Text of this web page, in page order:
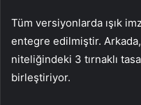
Tüm versiyonlarda ışık
entegre edilmiştir.
niteliğindeki 3 tırnaklı
birleştiriyor.